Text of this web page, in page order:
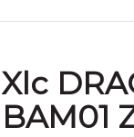
Xlc
BAM01